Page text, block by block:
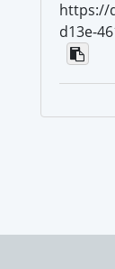
https://
d13e-